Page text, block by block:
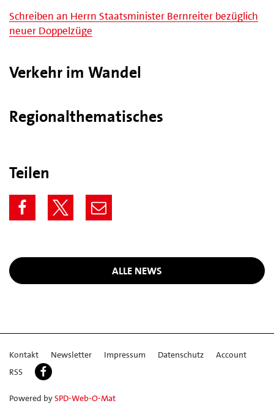
Schreiben an Herrn Staatsminister Bernreiter bezüglich
neuer Doppelzüge
Verkehr im Wandel
Regionalthematisches
Teilen
ALLE NEWS
Kontakt Newsletter Impressum Datenschutz
Account
RSS
Powered bySPD-Web-O-Mat